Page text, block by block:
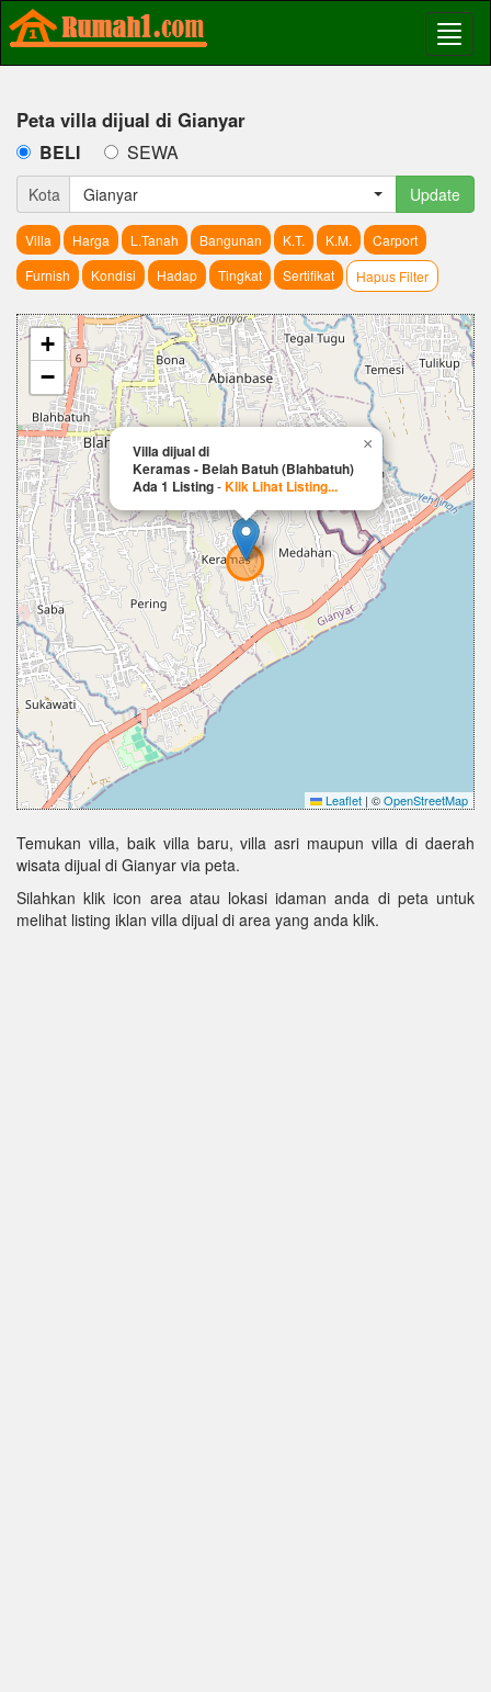
Peta villa dijual di Gianyar
BELI SEWA
Kota Gianyar Update
Villa Harga L.Tanah Bangunan K.T. K.M.
Carport
Furnish
Kondisi Hadap Tingkat Sertifikat Hapus Filter
Villa dijual di
Keramas - Belah Batuh (Blahbatuh)
Ada 1 Listing-Klik Lihat Listing...
×
+
−
Leaflet | ©OpenStreetMap
Temukan villa, baik villa baru, villa asri maupun villa di daerah
wisata dijual di Gianyar via peta.
Silahkan klik icon area atau lokasi idaman anda di peta untuk
melihat listing iklan villa dijual di area yang anda klik.